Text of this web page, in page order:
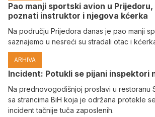
Pao manji sportski avion u
poznati instruktor i njegova kćerka
Na području Prijedora danas je pao manji
saznajemo u nesreći su stradali otac i
ARHIVA
Incident: Potukli se pijani inspektori
Na prednovogodišnjoj proslavi u restoranu
sa strancima BiH koja je održana protekle
incident tačnije tuča zaposlenih.